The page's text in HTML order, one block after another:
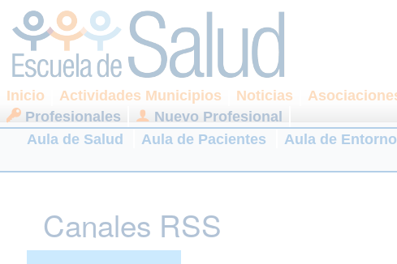
Inicio Actividades Municipios Noticias
Profesionales
Nuevo Profesional
Aula de Salud
Aula de Pacientes Aula de
Canales RSS